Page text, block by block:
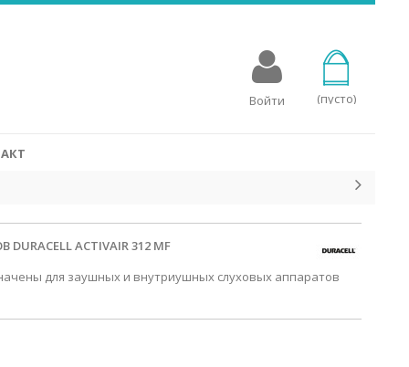
слуховых аппаратов, разработаны специально для
Батарейки Rayovac для слухового аппарата
с эко-сознательным процессом производства, в
(пусто)
Войти
ACTIVAIR 312 MF
для заушных и внутриушных слуховых аппаратов